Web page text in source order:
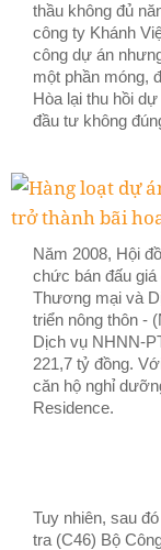
thầu không đủ
công ty Khánh
công dự án
một phần móng,
Hòa lại thu hồi
đầu tư không
Năm 2008, Hội
chức bán đấu
Thương mại và
triển nông thôn -
Dịch vụ NHNN-
221,7 tỷ đồng.
căn hộ nghỉ
Residence.
Tuy nhiên, sau
tra (C46) Bộ